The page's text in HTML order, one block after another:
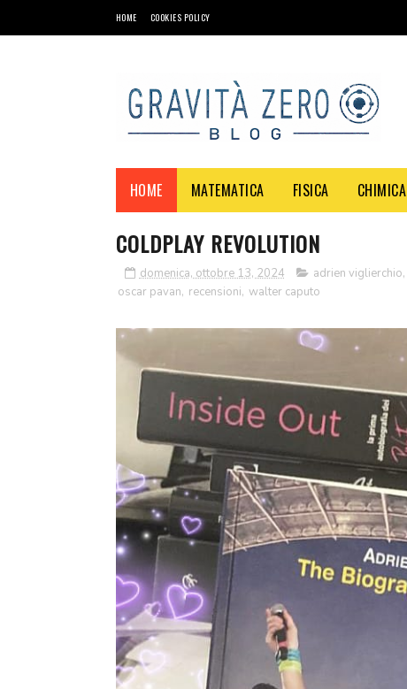
HOME COOKIES POLICY
HOME MATEMATICA FISICA CHIMICA
COLDPLAY REVOLUTION
domenica, ottobre 13, 2024 adrien viglierchio,
oscar pavan, recensioni, walter caputo